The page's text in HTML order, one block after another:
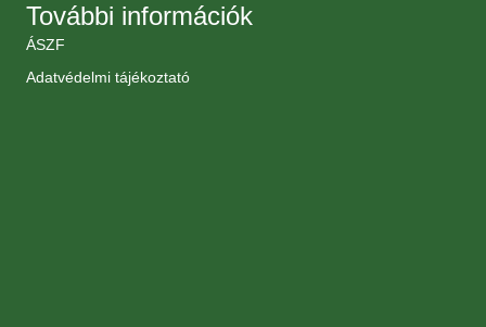
További információk
ÁSZF
Adatvédelmi tájékoztató